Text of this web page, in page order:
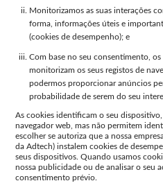
Loja
Monitorizamos as suas interações
forma, informações úteis e
(cookies de desempenho); e
Com base no seu consentimento,
monitorizam os seus registos de
podermos proporcionar anúncios
probabilidade de serem do seu
As cookies identificam o seu
navegador web, mas não permitem
escolher se autoriza que a nossa
da Adtech) instalem cookies de
seus dispositivos. Quando usamos
nossa publicidade ou de analisar o seu
consentimento prévio.